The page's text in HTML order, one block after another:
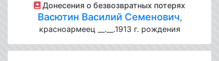
Донесения о безвозвратных потерях
Васютин Василий Семенович,
красноармеец __.__.1913 г. рождения